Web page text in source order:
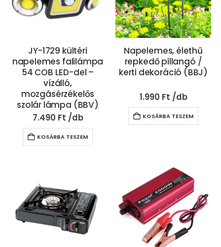
JY-1729 kültéri
napelemes falilámpa
54 COB LED-del –
vízálló,
mozgásérzékelős
szolár lámpa (BBV)
7.490 Ft
KOSÁRBA TESZEM
Napelemes, élethű
repkedő pillangó /
kerti dekoráció (BBJ)
1.990 Ft
KOSÁRBA TESZEM